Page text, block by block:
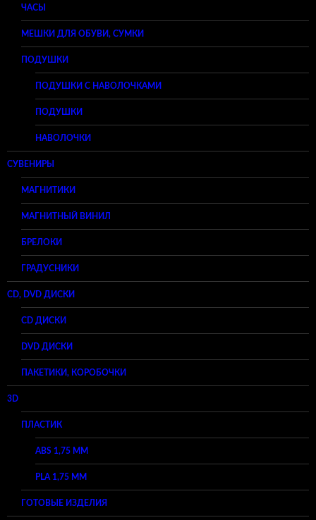
ЧАСЫ
МЕШКИ ДЛЯ ОБУВИ, СУМКИ
ПОДУШКИ
ПОДУШКИ С НАВОЛОЧКАМИ
ПОДУШКИ
НАВОЛОЧКИ
СУВЕНИРЫ
МАГНИТИКИ
МАГНИТНЫЙ ВИНИЛ
БРЕЛОКИ
ГРАДУСНИКИ
CD, DVD ДИСКИ
CD ДИСКИ
DVD ДИСКИ
ПАКЕТИКИ, КОРОБОЧКИ
3D
ПЛАСТИК
ABS 1,75 ММ
PLA 1,75 ММ
ГОТОВЫЕ ИЗДЕЛИЯ